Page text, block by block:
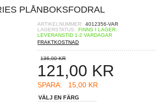
PLÅNBOKSFODRAL
ARTIKELNUMMER: 4012356-VAR
LAGERSTATUS: FINNS I LAGER.
LEVERANSTID 1-2 VARDAGAR
FRAKTKOSTNAD
136,00 KR
121,00 KR
SPARA: 15,00 KR
VÄLJ EN FÄRG